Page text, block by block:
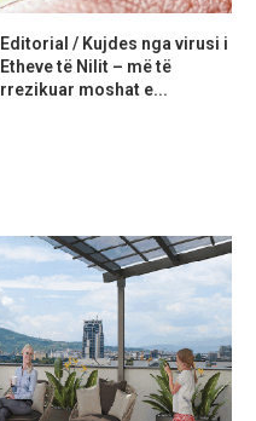
Editorial / Kujdes nga virusi i
Etheve të Nilit – më të
rrezikuar moshat e...